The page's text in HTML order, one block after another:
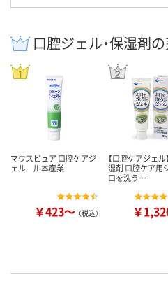
口腔ジェル・保湿剤
マウスピュア 口腔ケアジ
ェル 川本産業
￥423～ （税込）
【口腔ケアジェル
湿剤 口腔ケア用
口を洗う…
￥